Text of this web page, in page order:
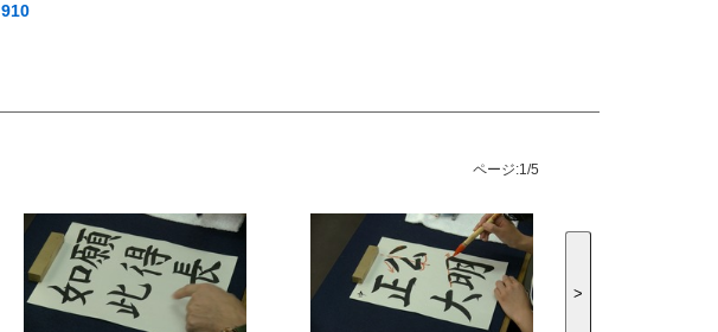
910
ページ:1/5
>